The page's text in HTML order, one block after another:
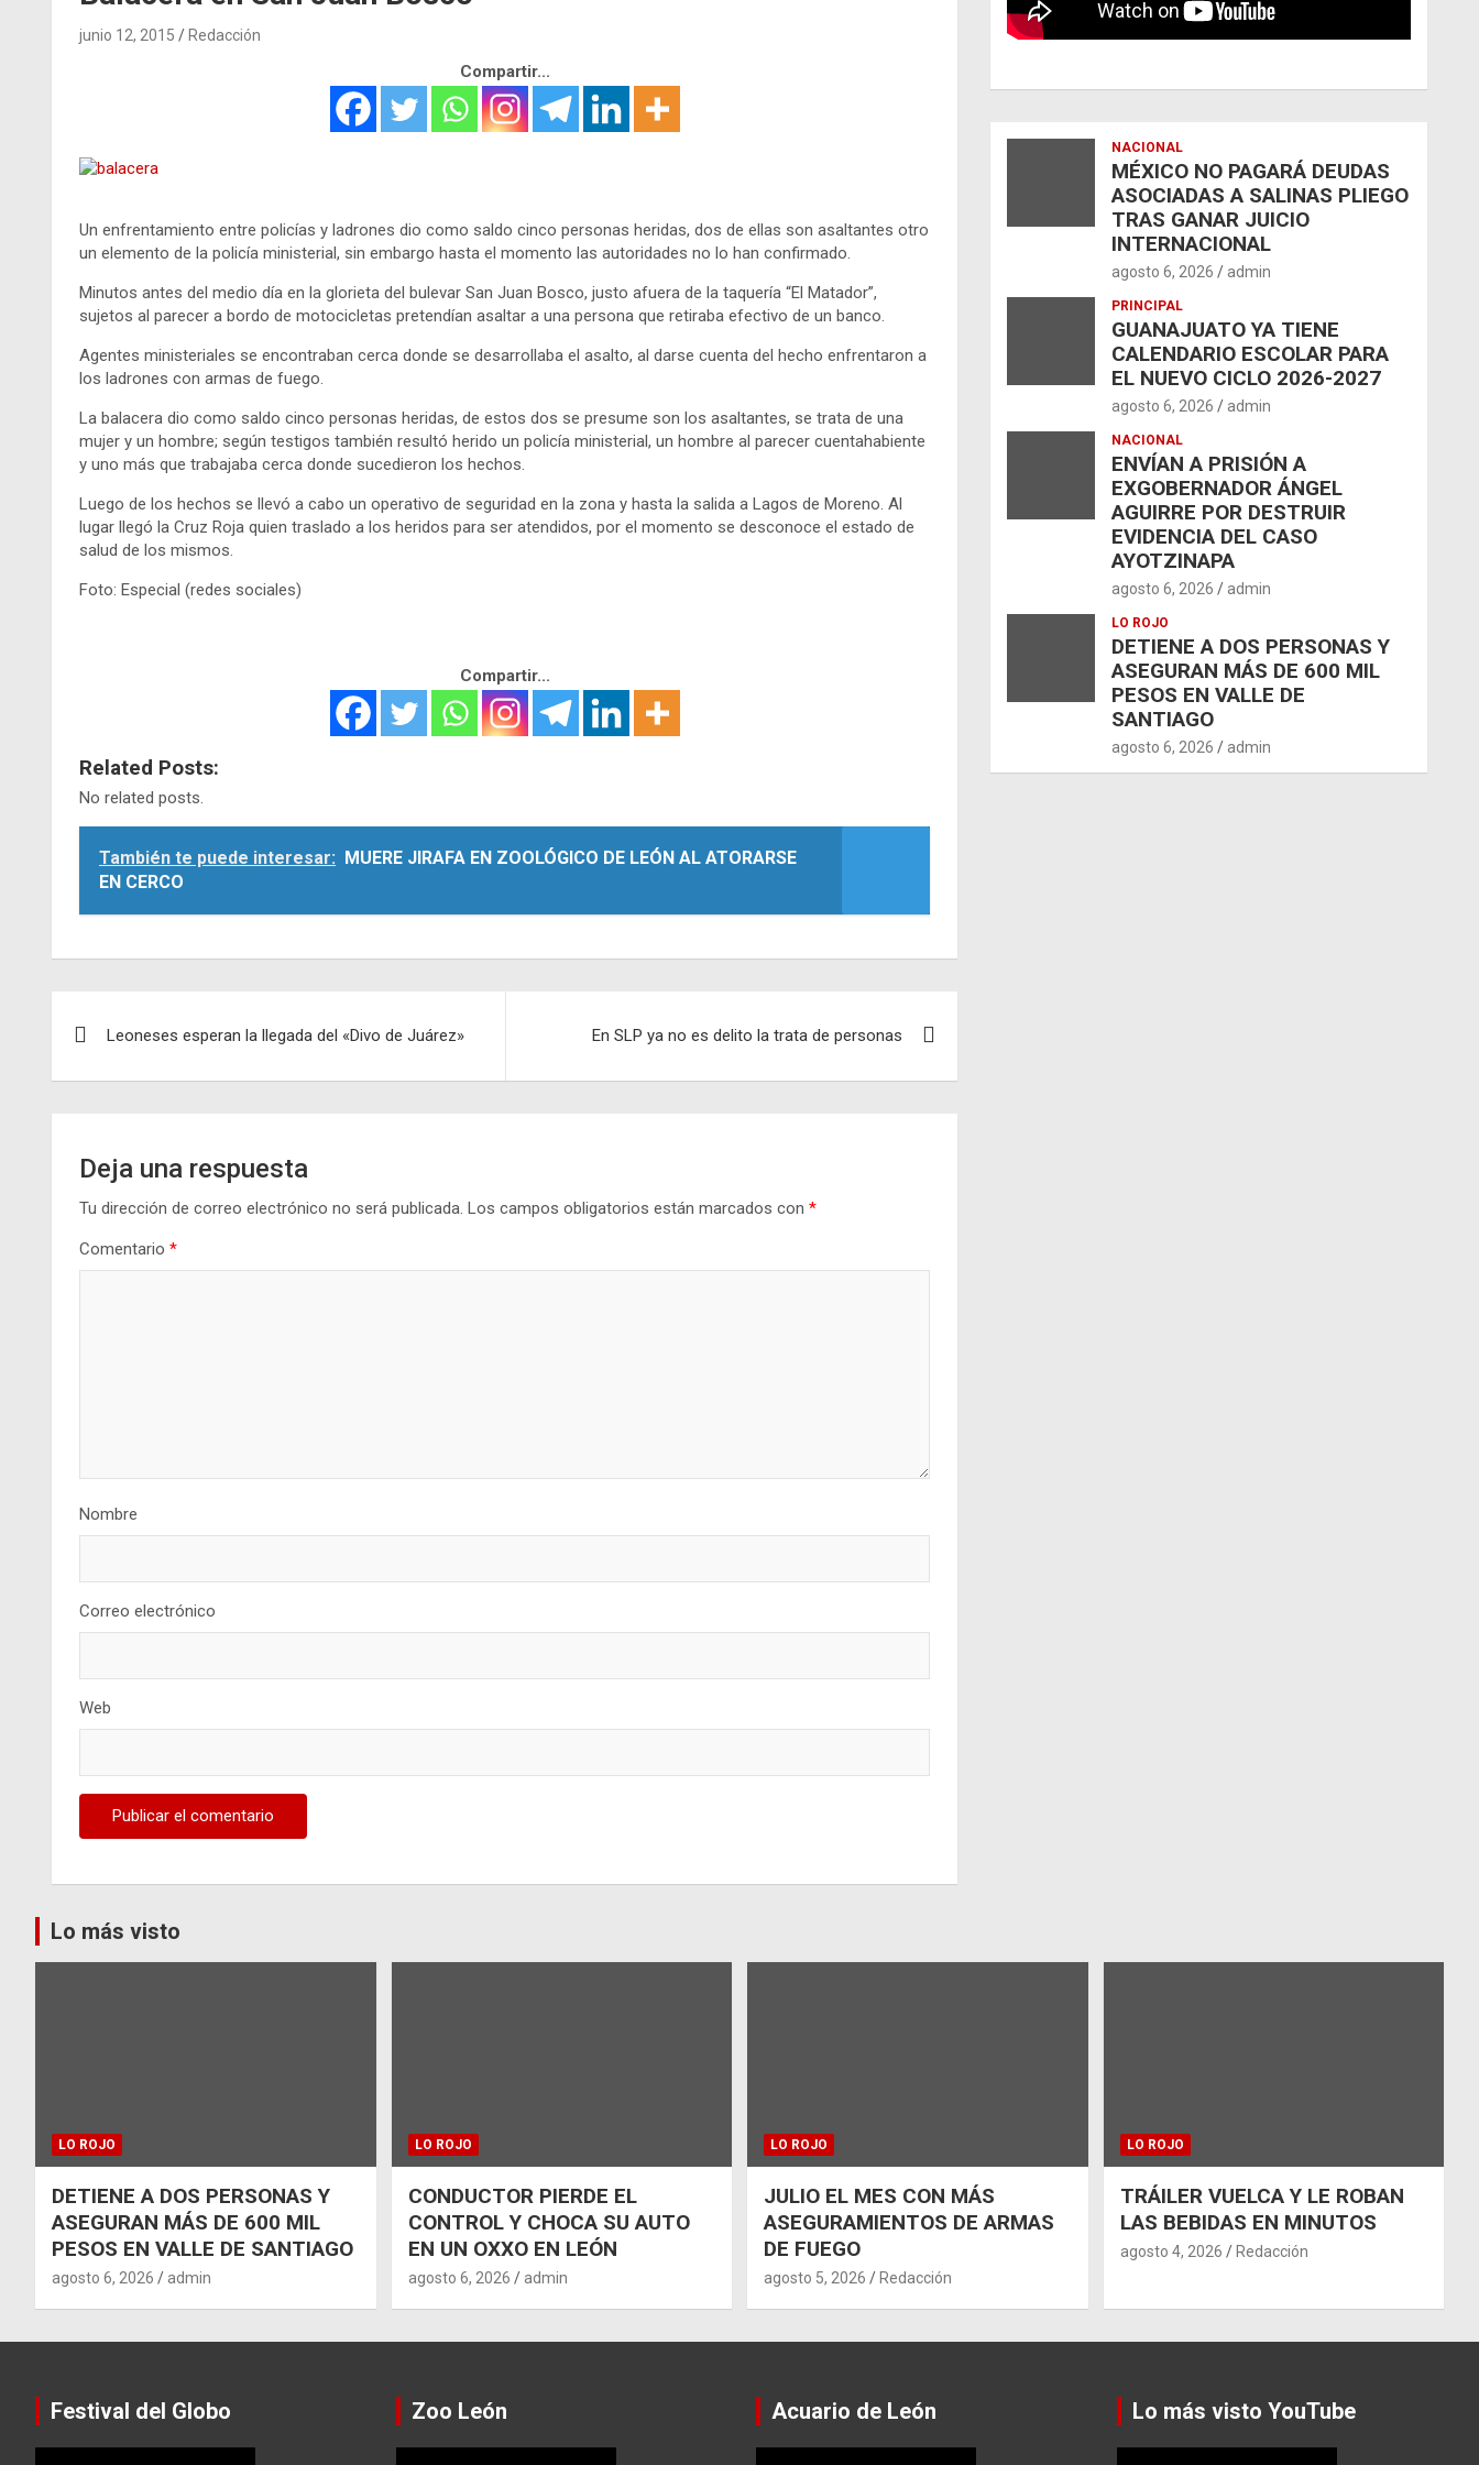
junio 12, 2015 Redacción
Compartir...
Un enfrentamiento entre policías y ladrones dio como saldo cinco personas heridas, dos de ellas son asaltantes otro
un elemento de la policía ministerial, sin embargo hasta el momento las autoridades no lo han confirmado.
Minutos antes del medio día en la glorieta del bulevar San Juan Bosco, justo afuera de la taquería “El Matador”,
sujetos al parecer a bordo de motocicletas pretendían asaltar a una persona que retiraba efectivo de un banco.
Agentes ministeriales se encontraban cerca donde se desarrollaba el asalto, al darse cuenta del hecho enfrentaron a
los ladrones con armas de fuego.
La balacera dio como saldo cinco personas heridas, de estos dos se presume son los asaltantes, se trata de una
mujer y un hombre; según testigos también resultó herido un policía ministerial, un hombre al parecer cuentahabiente
y uno más que trabajaba cerca donde sucedieron los hechos.
Luego de los hechos se llevó a cabo un operativo de seguridad en la zona y hasta la salida a Lagos de Moreno. Al
lugar llegó la Cruz Roja quien traslado a los heridos para ser atendidos, por el momento se desconoce el estado de
salud de los mismos.
Foto: Especial (redes sociales)
Compartir...
Related Posts:
No related posts.
También te puede interesar: MUERE JIRAFA EN ZOOLÓGICO DE LEÓN AL ATORARSE
EN CERCO
Leoneses esperan la llegada del «Divo de Juárez» En SLP ya no es delito la trata de personas
Deja una respuesta
Tu dirección de correo electrónico no será publicada. Los campos obligatorios están marcados con *
Comentario *
Nombre
Correo electrónico
Web
NACIONAL
MÉXICO NO PAGARÁ DEUDAS
ASOCIADAS A SALINAS PLIEGO
TRAS GANAR JUICIO
INTERNACIONAL
agosto 6, 2026 admin
PRINCIPAL
GUANAJUATO YA TIENE
CALENDARIO ESCOLAR PARA
EL NUEVO CICLO 2026-2027
agosto 6, 2026 admin
NACIONAL
ENVÍAN A PRISIÓN A
EXGOBERNADOR ÁNGEL
AGUIRRE POR DESTRUIR
EVIDENCIA DEL CASO
AYOTZINAPA
agosto 6, 2026 admin
LO ROJO
DETIENE A DOS PERSONAS Y
ASEGURAN MÁS DE 600 MIL
PESOS EN VALLE DE
SANTIAGO
agosto 6, 2026 admin
Lo más visto
LO ROJO
DETIENE A DOS PERSONAS Y
ASEGURAN MÁS DE 600 MIL
PESOS EN VALLE DE SANTIAGO
agosto 6, 2026 admin
LO ROJO
CONDUCTOR PIERDE EL
CONTROL Y CHOCA SU AUTO
EN UN OXXO EN LEÓN
agosto 6, 2026 admin
LO ROJO
JULIO EL MES CON MÁS
ASEGURAMIENTOS DE ARMAS
DE FUEGO
agosto 5, 2026 Redacción
LO ROJO
TRÁILER VUELCA Y LE ROBAN
LAS BEBIDAS EN MINUTOS
agosto 4, 2026 Redacción
Festival del Globo Zoo León Acuario de León Lo más visto YouTube